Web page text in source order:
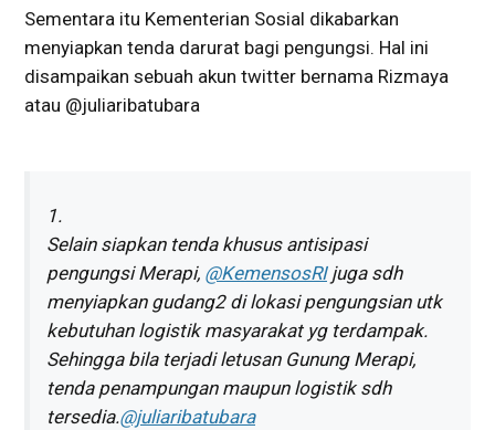
Sementara itu Kementerian Sosial dikabarkan
menyiapkan tenda darurat bagi pengungsi. Hal ini
disampaikan sebuah akun twitter bernama Rizmaya
atau @juliaribatubara
1.
Selain siapkan tenda khusus antisipasi
pengungsi Merapi, @KemensosRIjuga sdh
menyiapkan gudang2 di lokasi pengungsian utk
kebutuhan logistik masyarakat yg terdampak.
Sehingga bila terjadi letusan Gunung Merapi,
tenda penampungan maupun logistik sdh
tersedia.@juliaribatubara